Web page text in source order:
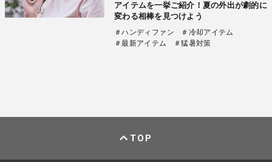
アイテムを一挙ご紹介！夏の外出が劇的に
変わる相棒を見つけよう
＃ハンディファン
＃冷却アイテム
＃最新アイテム
＃猛暑対策
TOP